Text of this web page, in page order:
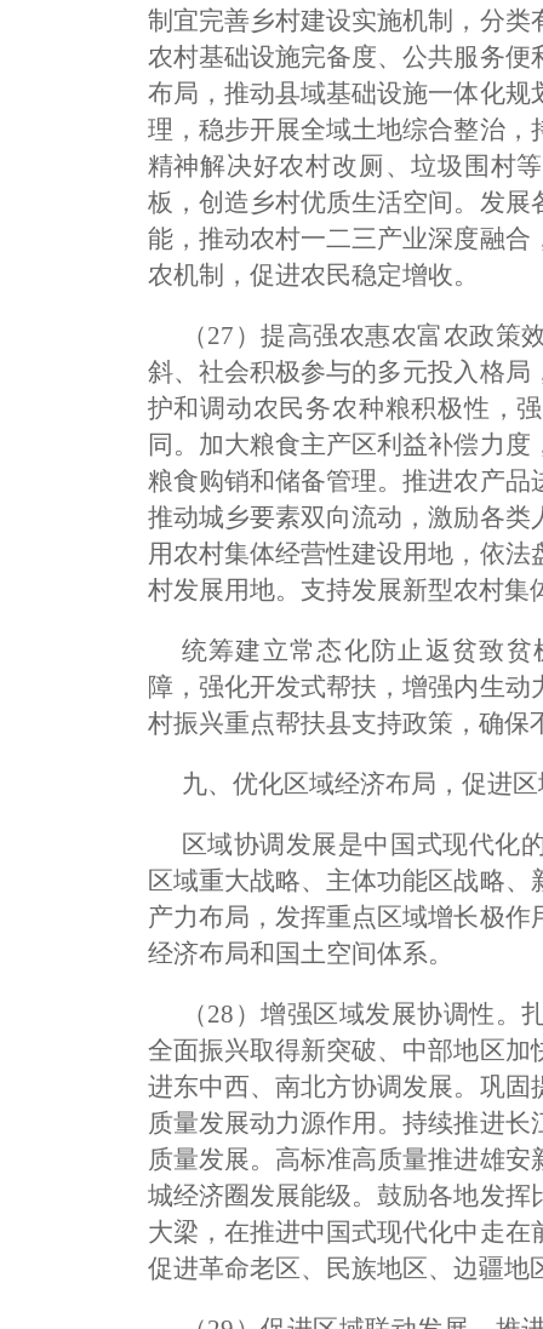
制宜完善乡村建设实施机制，分
农村基础设施完备度、公共服务
布局，推动县域基础设施一体化
理，稳步开展全域土地综合整治
精神解决好农村改厕、垃圾围村
板，创造乡村优质生活空间。发
能，推动农村一二三产业深度融
农机制，促进农民稳定增收。
（27）提高强农惠农富农政
斜、社会积极参与的多元投入格
护和调动农民务农种粮积极性，
同。加大粮食主产区利益补偿力
粮食购销和储备管理。推进农产
推动城乡要素双向流动，激励各
用农村集体经营性建设用地，依
村发展用地。支持发展新型农村集
统筹建立常态化防止返贫致
障，强化开发式帮扶，增强内生
村振兴重点帮扶县支持政策，确保
九、优化区域经济布局，促进
区域协调发展是中国式现代化
区域重大战略、主体功能区战略
产力布局，发挥重点区域增长极
经济布局和国土空间体系。
（28）增强区域发展协调性
全面振兴取得新突破、中部地区
进东中西、南北方协调发展。巩
质量发展动力源作用。持续推进
质量发展。高标准高质量推进雄
城经济圈发展能级。鼓励各地发
大梁，在推进中国式现代化中走
促进革命老区、民族地区、边疆地